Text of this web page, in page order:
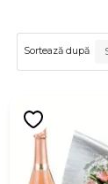
Sortează după